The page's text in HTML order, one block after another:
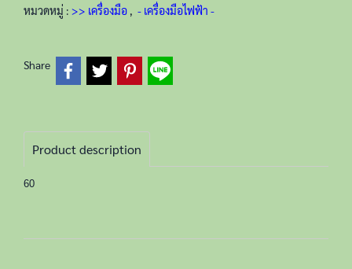
หมวดหมู่ : >> เครื่องมือ , - เครื่องมือไฟฟ้า -
Share
Product description
60